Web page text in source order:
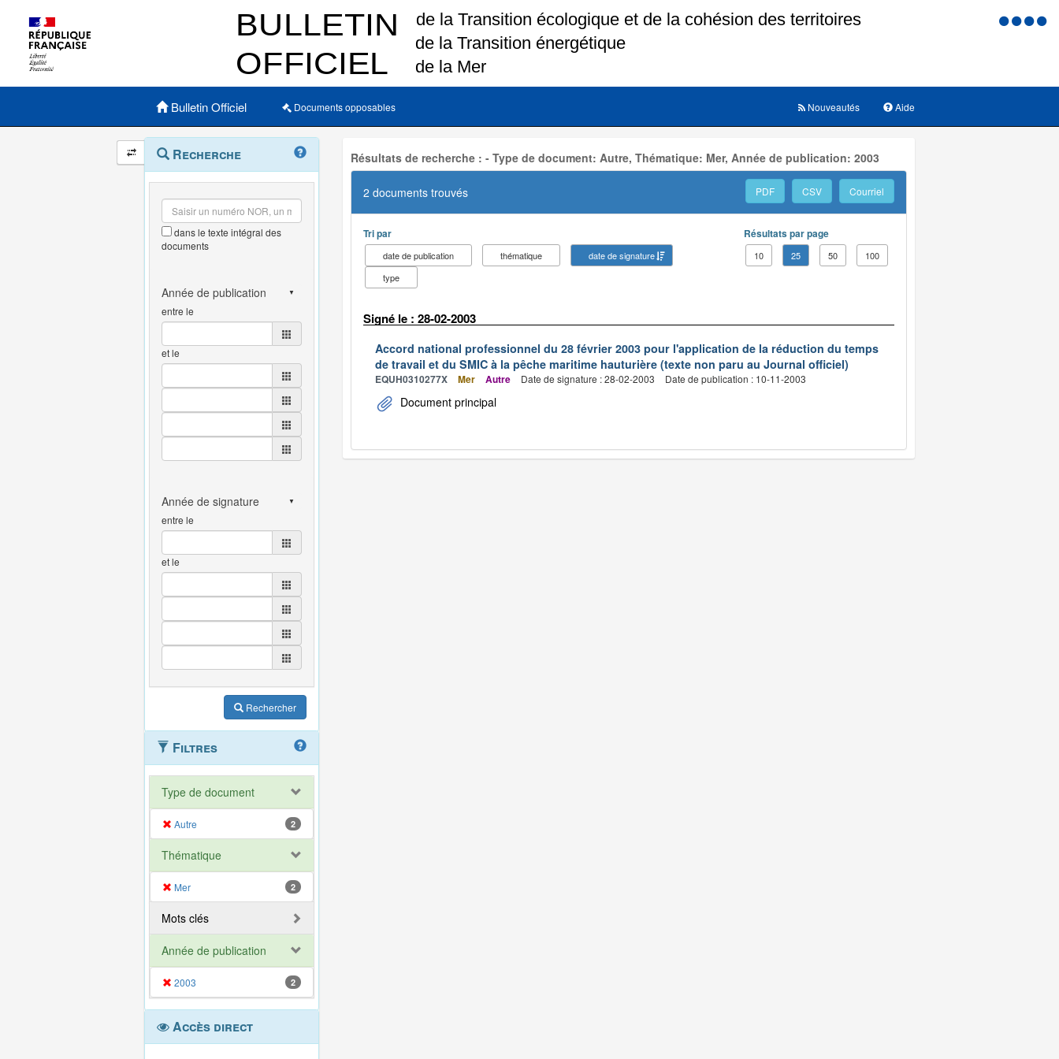
Menu
Menu principal
Bulletin Officiel Documents opposables Aide
Nouveautés
Navigation
et
outils
annexes
Menu
contextuel
Recherche
dans le texte intégral des
documents
entre le
et le
entre le
et le
Rechercher
Filtres
Type de document
Autre 2
Thématique
Mer 2
Mots clés
Année de publication
2003 2
Accès direct
Résultats de recherche : - Type de document: Autre, Thématique: Mer, Année de publication: 2003
2 documents trouvés PDF CSV Courriel
Tri par
date de publication thématique
date de signature
type
Résultats par page
10 25 50 100
Signé le : 28-02-2003
Accord national professionnel du 28 février 2003 pour l'application de la réduction du temps
de travail et du SMIC à la pêche maritime hauturière (texte non paru au Journal officiel)
EQUH0310277X Mer Autre Date de signature : 28-02-2003 Date de publication : 10-11-2003
Document principal